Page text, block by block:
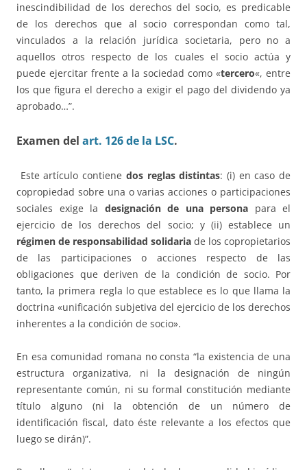
inescindibilidad de los derechos del socio, es predicable
de los derechos que al socio correspondan como tal,
vinculados a la relación jurídica societaria, pero no a
aquellos otros respecto de los cuales el socio actúa y
puede ejercitar frente a la sociedad como «tercero«, entre
los que figura el derecho a exigir el pago del dividendo ya
aprobado…”.
Examen del art. 126 de la LSC.
Este artículo contiene dos reglas distintas: (i) en caso de
copropiedad sobre una o varias acciones o participaciones
sociales exige la designación de una persona para el
ejercicio de los derechos del socio; y (ii) establece un
régimen de responsabilidad solidaria de los copropietarios
de las participaciones o acciones respecto de las
obligaciones que deriven de la condición de socio. Por
tanto, la primera regla lo que establece es lo que llama la
doctrina «unificación subjetiva del ejercicio de los derechos
inherentes a la condición de socio».
En esa comunidad romana no consta “la existencia de una
estructura organizativa, ni la designación de ningún
representante común, ni su formal constitución mediante
título alguno (ni la obtención de un número de
identificación fiscal, dato éste relevante a los efectos que
luego se dirán)”.